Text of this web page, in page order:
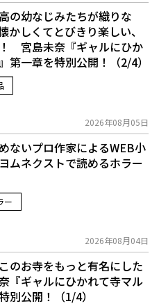
の幼なじみたちが織りな
かしくてとびきり楽しい、
宮島未奈『ギャルにひか
第一章を特別公開！（2/4）
2026年08月05日
ないプロ作家によるWEB小
ヨムネクストで読めるホラー
ー
2026年08月04日
のお寺をもっと有名にした
『ギャルにひかれて寺マル
別公開！（1/4）